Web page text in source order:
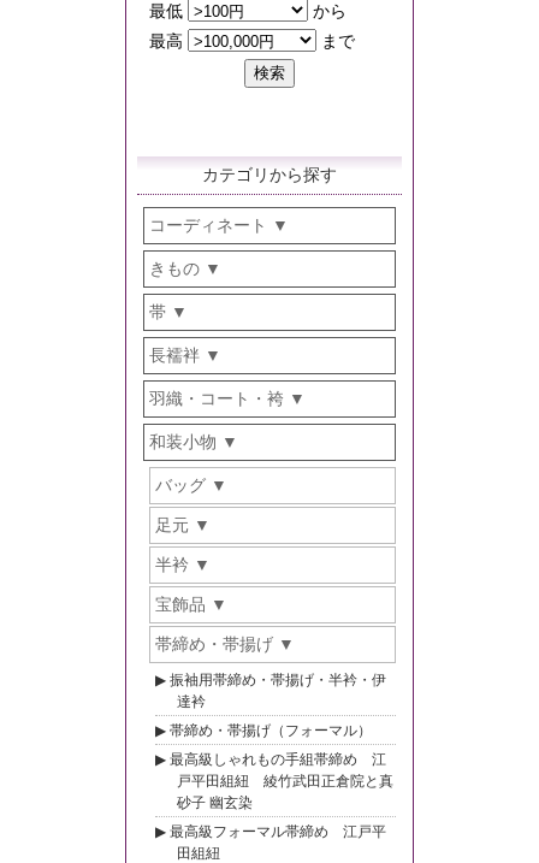
カテゴリから探す
コーディネート
きもの
帯
長襦袢
羽織・コート・袴
和装小物
バッグ
足元
半衿
宝飾品
帯締め・帯揚げ
振袖用帯締め・帯揚げ・半衿・伊
達衿
帯締め・帯揚げ（フォーマル）
最高級しゃれもの手組帯締め 江
戸平田組紐 綾竹武田正倉院と真
砂子 幽玄染
最高級フォーマル帯締め 江戸平
田組紐